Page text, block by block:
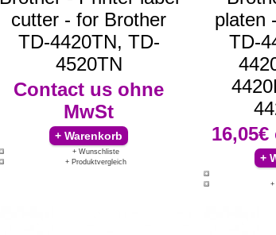
cutter - for Brother
TD-4420TN, TD-
4520TN
Contact us ohne
MwSt
+ Wunschliste
+ Produktvergleich
platen
TD-
16,05€
+